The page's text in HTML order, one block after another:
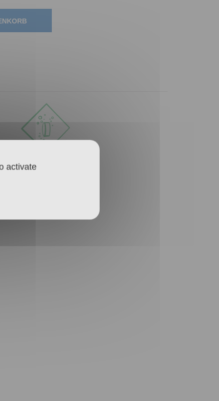
LÖSLICH
activate